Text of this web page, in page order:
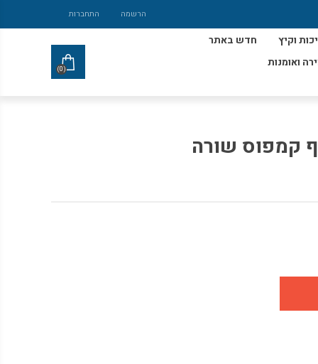
הרשמה התחברות
וקיץ
חדש באתר
ואומנות
(0)